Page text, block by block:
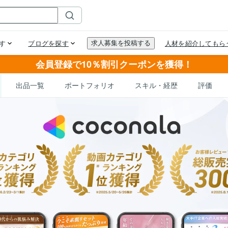
会員登録で10％割引クーポンを獲得！
出品一覧 ポートフォリオ スキル・経歴 評価